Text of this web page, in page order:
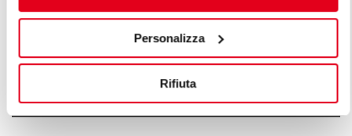
Personalizza
Rifiuta